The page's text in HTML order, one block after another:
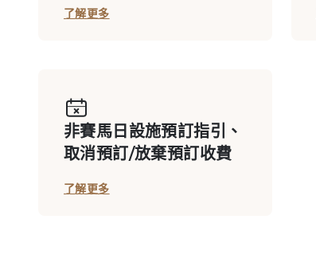
會員私用廂房 F629B
了解更多
非賽馬日設施預訂指引、
取消預訂/放棄預訂收費
了解更多